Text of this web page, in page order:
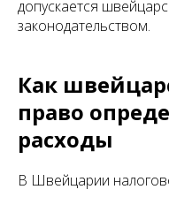
допускается
законодательством.
Как
право
расходы
В Швейцарии